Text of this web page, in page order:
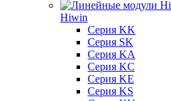
Hiwin
Серия KK
Серия SK
Серия KA
Серия KC
Серия KE
Серия KS